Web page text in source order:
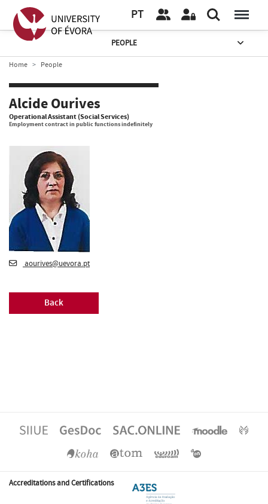
PT
PEOPLE
Home People
Alcide Ourives
Operational Assistant (Social Services)
Employment contract in public functions indefinitely
aourives@uevora.pt
Back
Accreditations and Certifications